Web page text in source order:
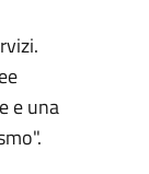
e una